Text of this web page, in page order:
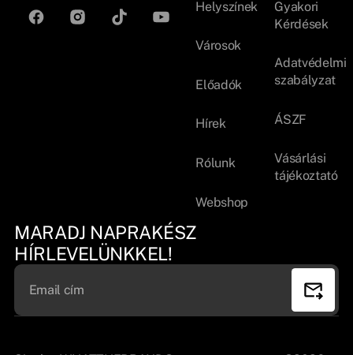
Helyszínek
Városok
Előadók
Hírek
Rólunk
Webshop
Gyakori
Kérdések
Adatvédelmi
szabályzat
ÁSZF
Vásárlási
tájékoztató
MARADJ NAPRAKÉSZ
HÍRLEVELÜNKKEL!